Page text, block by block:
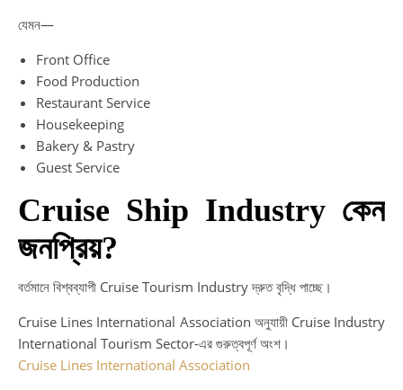
যেমন—
Front Office
Food Production
Restaurant Service
Housekeeping
Bakery & Pastry
Guest Service
Cruise Ship Industry কেন
জনপ্রিয়?
বর্তমানে বিশ্বব্যাপী Cruise Tourism Industry দ্রুত বৃদ্ধি পাচ্ছে।
Cruise Lines International Association অনুযায়ী Cruise Industry
International Tourism Sector-এর গুরুত্বপূর্ণ অংশ।
Cruise Lines International Association